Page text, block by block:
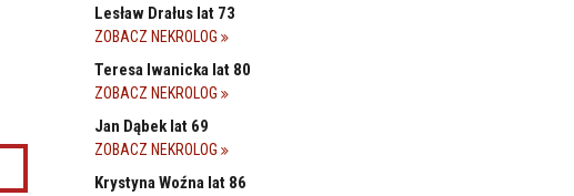
Lesław Drałus lat 73
ZOBACZ NEKROLOG
Teresa Iwanicka lat 80
ZOBACZ NEKROLOG
Jan Dąbek lat 69
ZOBACZ NEKROLOG
Krystyna Woźna lat 86